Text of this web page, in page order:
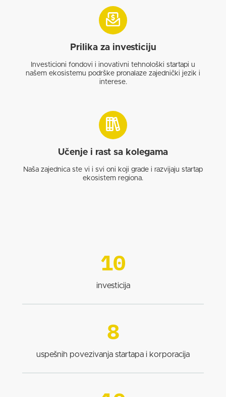
Prilika za investiciju
Investicioni fondovi i inovativni tehnološki startapi u
našem ekosistemu podrške pronalaze zajednički jezik i
interese.
Učenje i rast sa kolegama
Naša zajednica ste vi i svi oni koji grade i razvijaju startap
ekosistem regiona.
10
investicija
8
uspešnih povezivanja startapa i korporacija